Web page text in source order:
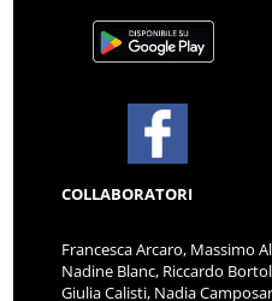
COLLABORATORI
Francesca Arcaro, Massimo
Nadine Blanc, Riccardo
Giulia Calisti, Nadia